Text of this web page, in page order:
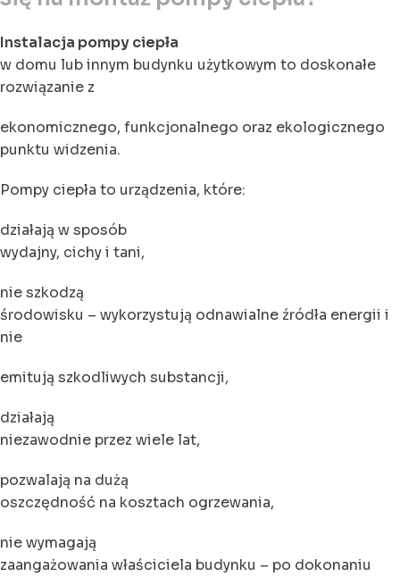
Instalacja pompy ciepła
w domu lub innym budynku użytkowym to doskonałe
rozwiązanie z
ekonomicznego, funkcjonalnego oraz ekologicznego
punktu widzenia.
Pompy ciepła to urządzenia, które:
działają w sposób
wydajny, cichy i tani,
nie szkodzą
środowisku – wykorzystują odnawialne źródła energii i
nie
emitują szkodliwych substancji,
działają
niezawodnie przez wiele lat,
pozwalają na dużą
oszczędność na kosztach ogrzewania,
nie wymagają
zaangażowania właściciela budynku – po dokonaniu